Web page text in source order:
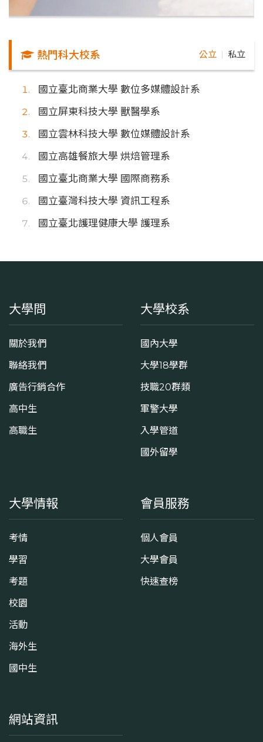
熱門科大校系 公立 私立
國立臺北商業大學 數位多媒體設計系
國立屏東科技大學 獸醫學系
國立雲林科技大學 數位媒體設計系
國立高雄餐旅大學 烘焙管理系
國立臺北商業大學 國際商務系
國立臺灣科技大學 資訊工程系
國立臺北護理健康大學 護理系
大學問
關於我們
聯絡我們
廣告行銷合作
高中生
高職生
大學校系
國內大學
大學18學群
技職20群類
軍警大學
入學管道
國外留學
大學情報
考情
學習
考題
校園
活動
海外生
國中生
會員服務
個人會員
大學會員
快速查榜
網站資訊